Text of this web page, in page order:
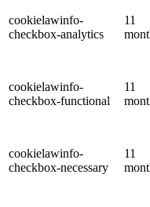
cookielawinfo-
checkbox-analytics
11
cookielawinfo-
checkbox-functional
11
cookielawinfo-
checkbox-necessary
11